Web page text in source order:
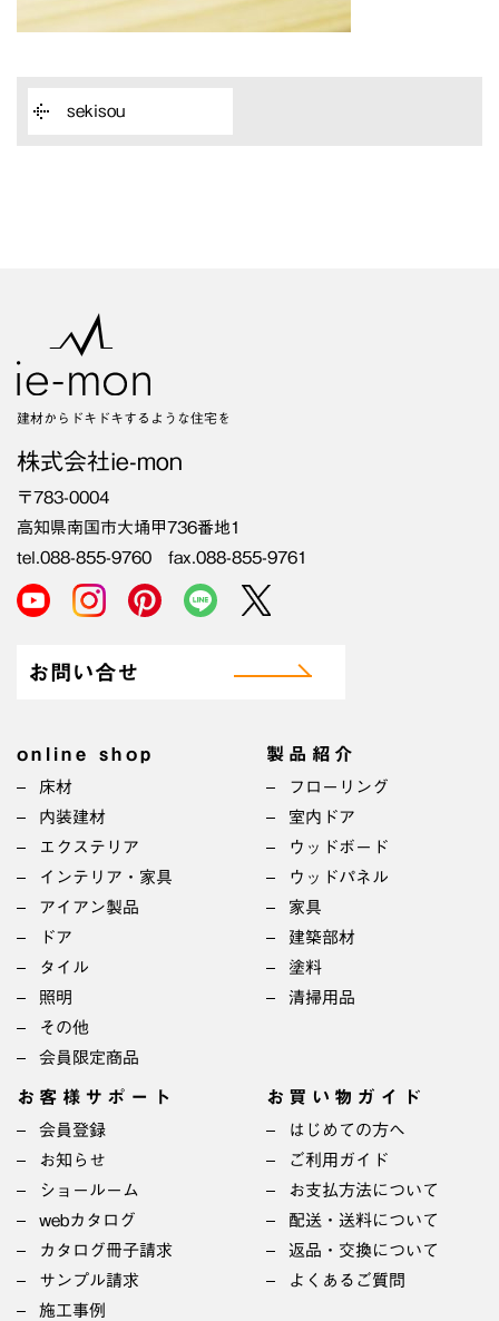
sekisou
建材からドキドキするような住宅を
株式会社ie-mon
〒783-0004
高知県南国市大埇甲736番地1
tel.088-855-9760 fax.088-855-9761
お問い合せ
online shop
床材
内装建材
エクステリア
インテリア・家具
アイアン製品
ドア
タイル
照明
その他
会員限定商品
製品紹介
フローリング
室内ドア
ウッドボード
ウッドパネル
家具
建築部材
塗料
清掃用品
お客様サポート
会員登録
お知らせ
ショールーム
webカタログ
カタログ冊子請求
サンプル請求
施工事例
お買い物ガイド
はじめての方へ
ご利用ガイド
お支払方法について
配送・送料について
返品・交換について
よくあるご質問